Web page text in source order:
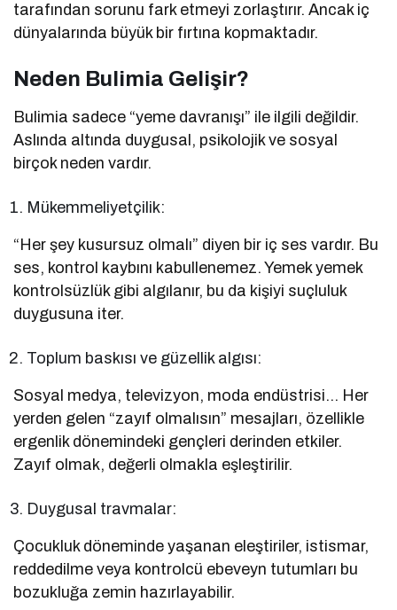
tarafından sorunu fark etmeyi zorlaştırır. Ancak iç
dünyalarında büyük bir fırtına kopmaktadır.
Neden Bulimia Gelişir?
Bulimia sadece “yeme davranışı” ile ilgili değildir.
Aslında altında duygusal, psikolojik ve sosyal
birçok neden vardır.
Mükemmeliyetçilik:
“Her şey kusursuz olmalı” diyen bir iç ses vardır. Bu
ses, kontrol kaybını kabullenemez. Yemek yemek
kontrolsüzlük gibi algılanır, bu da kişiyi suçluluk
duygusuna iter.
Toplum baskısı ve güzellik algısı:
Sosyal medya, televizyon, moda endüstrisi… Her
yerden gelen “zayıf olmalısın” mesajları, özellikle
ergenlik dönemindeki gençleri derinden etkiler.
Zayıf olmak, değerli olmakla eşleştirilir.
Duygusal travmalar:
Çocukluk döneminde yaşanan eleştiriler, istismar,
reddedilme veya kontrolcü ebeveyn tutumları bu
bozukluğa zemin hazırlayabilir.